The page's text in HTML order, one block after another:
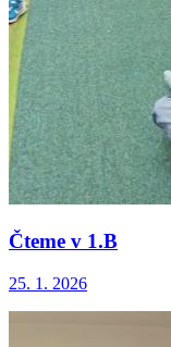
Čteme v 1.B
25. 1. 2026